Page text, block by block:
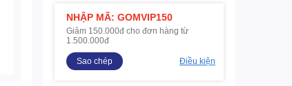
NHẬP MÃ: GOMVIP150
Giảm 150.000đ cho đơn hàng từ
1.500.000đ
Sao chép
Điều kiện